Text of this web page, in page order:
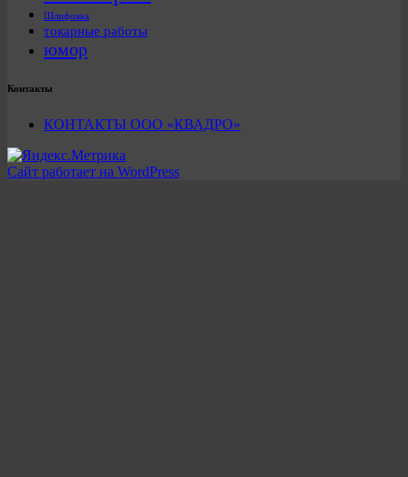
Шлифовка
токарные работы
юмор
Контакты
КОНТАКТЫ ООО «КВАДРО»
Сайт работает на WordPress